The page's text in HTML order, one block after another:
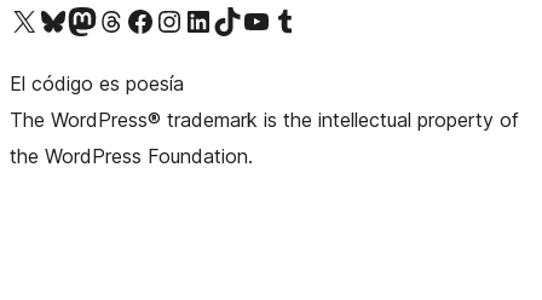
Visita nuestra cuenta de X (anteriormente Twitter)
Visita nuestra cuenta de Bluesky
Visita nuestra cuenta de Mastodon
Visita nuestra cuenta de Threads
Visita nuestra página de Facebook
Visita nuestra cuenta de Instagram
Visita nuestra cuenta de LinkedIn
Visita nuestra cuenta de TikTok
Visita nuestro canal de YouTube
Visita nuestra cuenta de Tumblr
El código es poesía
The WordPress® trademark is the intellectual property of
the WordPress Foundation.